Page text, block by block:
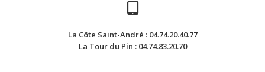
La Côte Saint-André : 04.74.20.40.77
La Tour du Pin : 04.74.83.20.70